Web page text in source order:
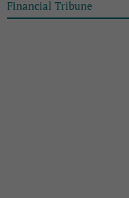
Financial Tribune